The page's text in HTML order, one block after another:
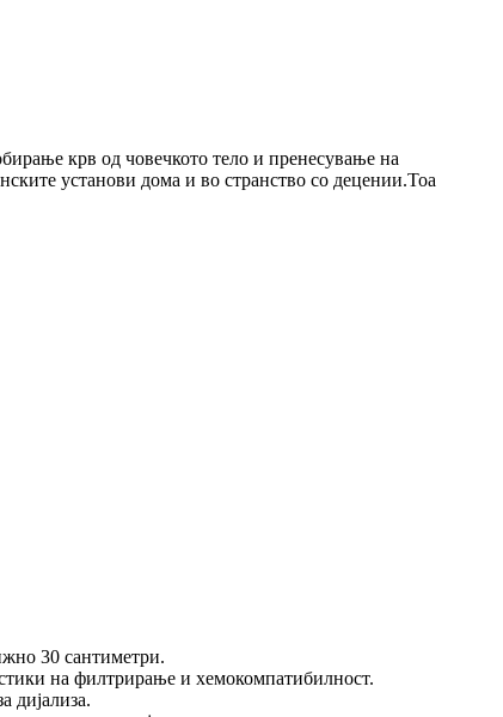
крв од човечкото тело и пренесување на
установи дома и во странство со децении.Тоа
30 сантиметри.
на филтрирање и хемокомпатибилност.
дијализа.